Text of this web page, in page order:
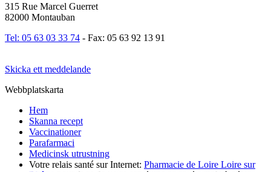
315 Rue Marcel Guerret
82000 Montauban
Tel: 05 63 03 33 74 - Fax: 05 63 92 13 91
Skicka ett meddelande
Webbplatskarta
Hem
Skanna recept
Vaccinationer
Parafarmaci
Medicinsk utrustning
Votre relais santé sur Internet: Pharmacie de Loire Loire sur